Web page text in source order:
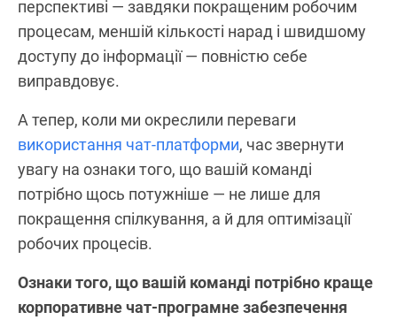
перспективі — завдяки покращеним робочим
процесам, меншій кількості нарад і швидшому
доступу до інформації — повністю себе
виправдовує.
А тепер, коли ми окреслили переваги
використання чат-платформи, час звернути
увагу на ознаки того, що вашій команді
потрібно щось потужніше — не лише для
покращення спілкування, а й для оптимізації
робочих процесів.
Ознаки того, що вашій команді потрібно краще
корпоративне чат-програмне забезпечення